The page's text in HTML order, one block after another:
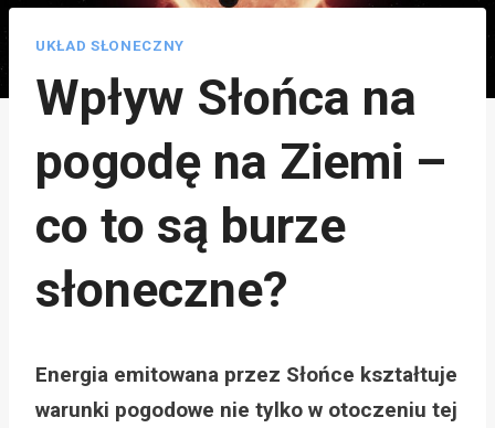
UKŁAD SŁONECZNY
Wpływ Słońca na
pogodę na Ziemi –
co to są burze
słoneczne?
Energia emitowana przez Słońce kształtuje
warunki pogodowe nie tylko w otoczeniu tej